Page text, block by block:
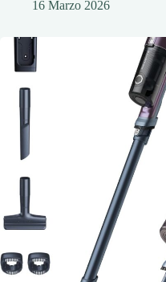
16 Marzo 2026